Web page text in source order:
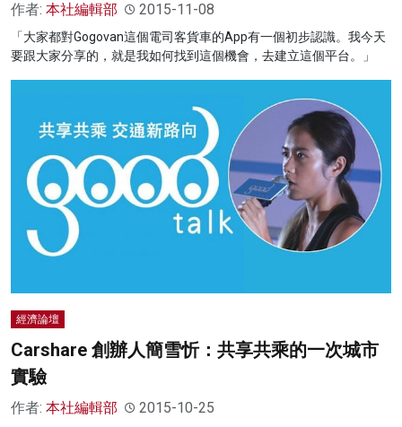
作者: 本社編輯部 2015-11-08
「大家都對Gogovan這個電司客貨車的App有一個初步認識。我今天
要跟大家分享的，就是我如何找到這個機會，去建立這個平台。」
經濟論壇
Carshare 創辦人簡雪忻：共享共乘的一次城市
實驗
作者: 本社編輯部 2015-10-25